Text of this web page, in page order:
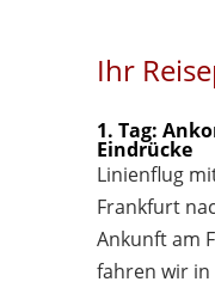
Ihr
1. Tag:
Eindrücke
Linienflug
Frankfurt
Ankunft am
fahren wir